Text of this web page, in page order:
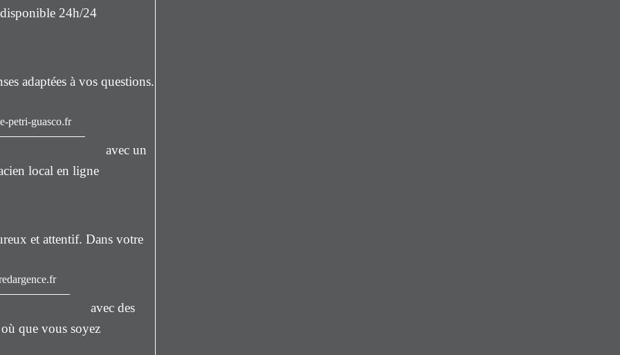
24h/24
adaptées à vos questions.
petri-guasco.fr
avec un
local en ligne
et attentif. Dans votre
avec des
que vous soyez